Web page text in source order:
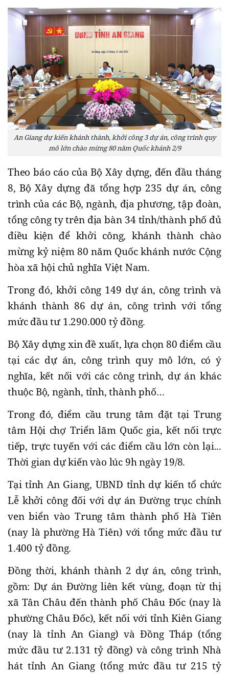
An Giang dự kiến khánh thành, khởi công 3 dự án, công trình quy
mô lớn chào mừng 80 năm Quốc khánh 2/9
Theo báo cáo của Bộ Xây dựng, đến đầu tháng
8, Bộ Xây dựng đã tổng hợp 235 dự án, công
trình của các Bộ, ngành, địa phương, tập đoàn,
tổng công ty trên địa bàn 34 tỉnh/thành phố đủ
điều kiện để khởi công, khánh thành chào
mừng kỷ niệm 80 năm Quốc khánh nước Cộng
hòa xã hội chủ nghĩa Việt Nam.
Trong đó, khởi công 149 dự án, công trình và
khánh thành 86 dự án, công trình với tổng
mức đầu tư 1.290.000 tỷ đồng.
Bộ Xây dựng xin đề xuất, lựa chọn 80 điểm cầu
tại các dự án, công trình quy mô lớn, có ý
nghĩa, kết nối với các công trình, dự án khác
thuộc Bộ, ngành, tỉnh, thành phố…
Trong đó, điểm cầu trung tâm đặt tại Trung
tâm Hội chợ Triển lãm Quốc gia, kết nối trực
tiếp, trực tuyến với các điểm cầu lớn còn lại...
Thời gian dự kiến vào lúc 9h ngày 19/8.
Tại tỉnh An Giang, UBND tỉnh dự kiến tổ chức
Lễ khởi công đối với dự án Đường trục chính
ven biển vào Trung tâm thành phố Hà Tiên
(nay là phường Hà Tiên) với tổng mức đầu tư
1.400 tỷ đồng.
Đồng thời, khánh thành 2 dự án, công trình,
gồm: Dự án Đường liên kết vùng, đoạn từ thị
xã Tân Châu đến thành phố Châu Đốc (nay là
phường Châu Đốc), kết nối với tỉnh Kiên Giang
(nay là tỉnh An Giang) và Đồng Tháp (tổng
mức đầu tư 2.131 tỷ đồng) và công trình Nhà
hát tỉnh An Giang (tổng mức đầu tư 215 tỷ